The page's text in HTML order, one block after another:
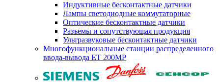
Индуктивные бесконтактные датчики
Лампы светодиодные коммутаторные
Оптические бесконтактные датчики
Разъемы и сопутствующая продукция
Ультразвуковые бесконтактные датчики
Многофункциональные станции распределенного
ввода-вывода ET 200MP